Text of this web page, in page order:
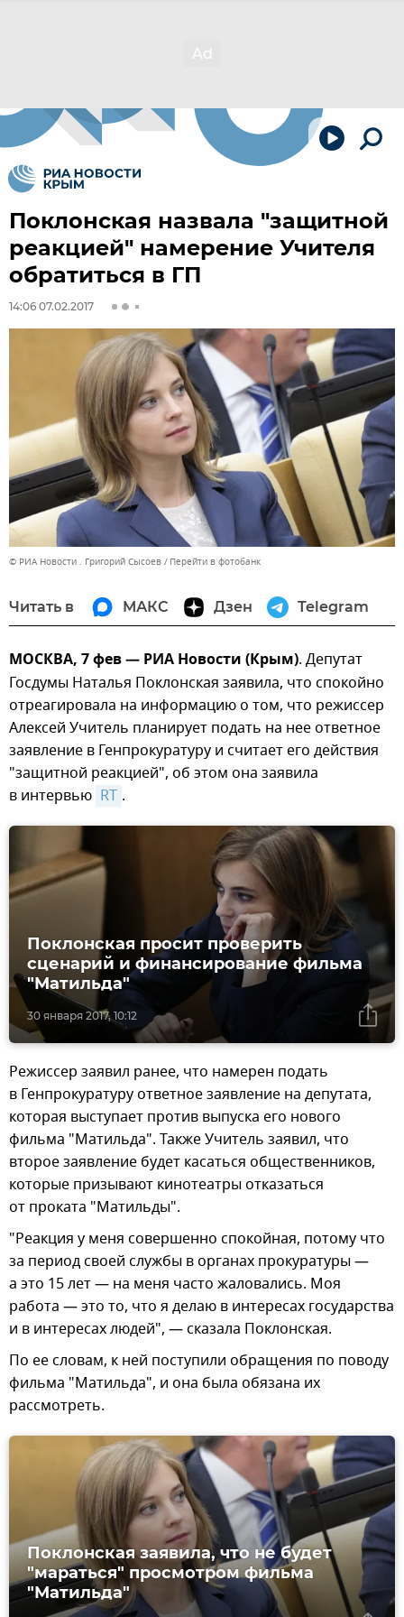
Поклонская назвала "защитной
реакцией" намерение Учителя
обратиться в ГП
14:06 07.02.2017
© РИА Новости . Григорий Сысоев Перейти в фотобанк
Читать в МАКС Дзен Telegram
МОСКВА, 7 фев — РИА Новости (Крым). Депутат
Госдумы Наталья Поклонская заявила, что спокойно
отреагировала на информацию о том, что режиссер
Алексей Учитель планирует подать на нее ответное
заявление в Генпрокуратуру и считает его действия
"защитной реакцией", об этом она заявила
в интервью RT .
30 января 2017, 10:12
Поклонская просит проверить
сценарий и финансирование фильма
"Матильда"
Режиссер заявил ранее, что намерен подать
в Генпрокуратуру ответное заявление на депутата,
которая выступает против выпуска его нового
фильма "Матильда". Также Учитель заявил, что
второе заявление будет касаться общественников,
которые призывают кинотеатры отказаться
от проката "Матильды".
"Реакция у меня совершенно спокойная, потому что
за период своей службы в органах прокуратуры —
а это 15 лет — на меня часто жаловались. Моя
работа — это то, что я делаю в интересах государства
и в интересах людей", — сказала Поклонская.
По ее словам, к ней поступили обращения по поводу
фильма "Матильда", и она была обязана их
рассмотреть.
Поклонская заявила, что не будет
"мараться" просмотром фильма
"Матильда"